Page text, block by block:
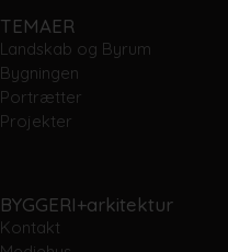
TEMAER
Landskab og Byrum
Bygningen
Portrætter
Projekter
BYGGERI+arkitektur
Kontakt